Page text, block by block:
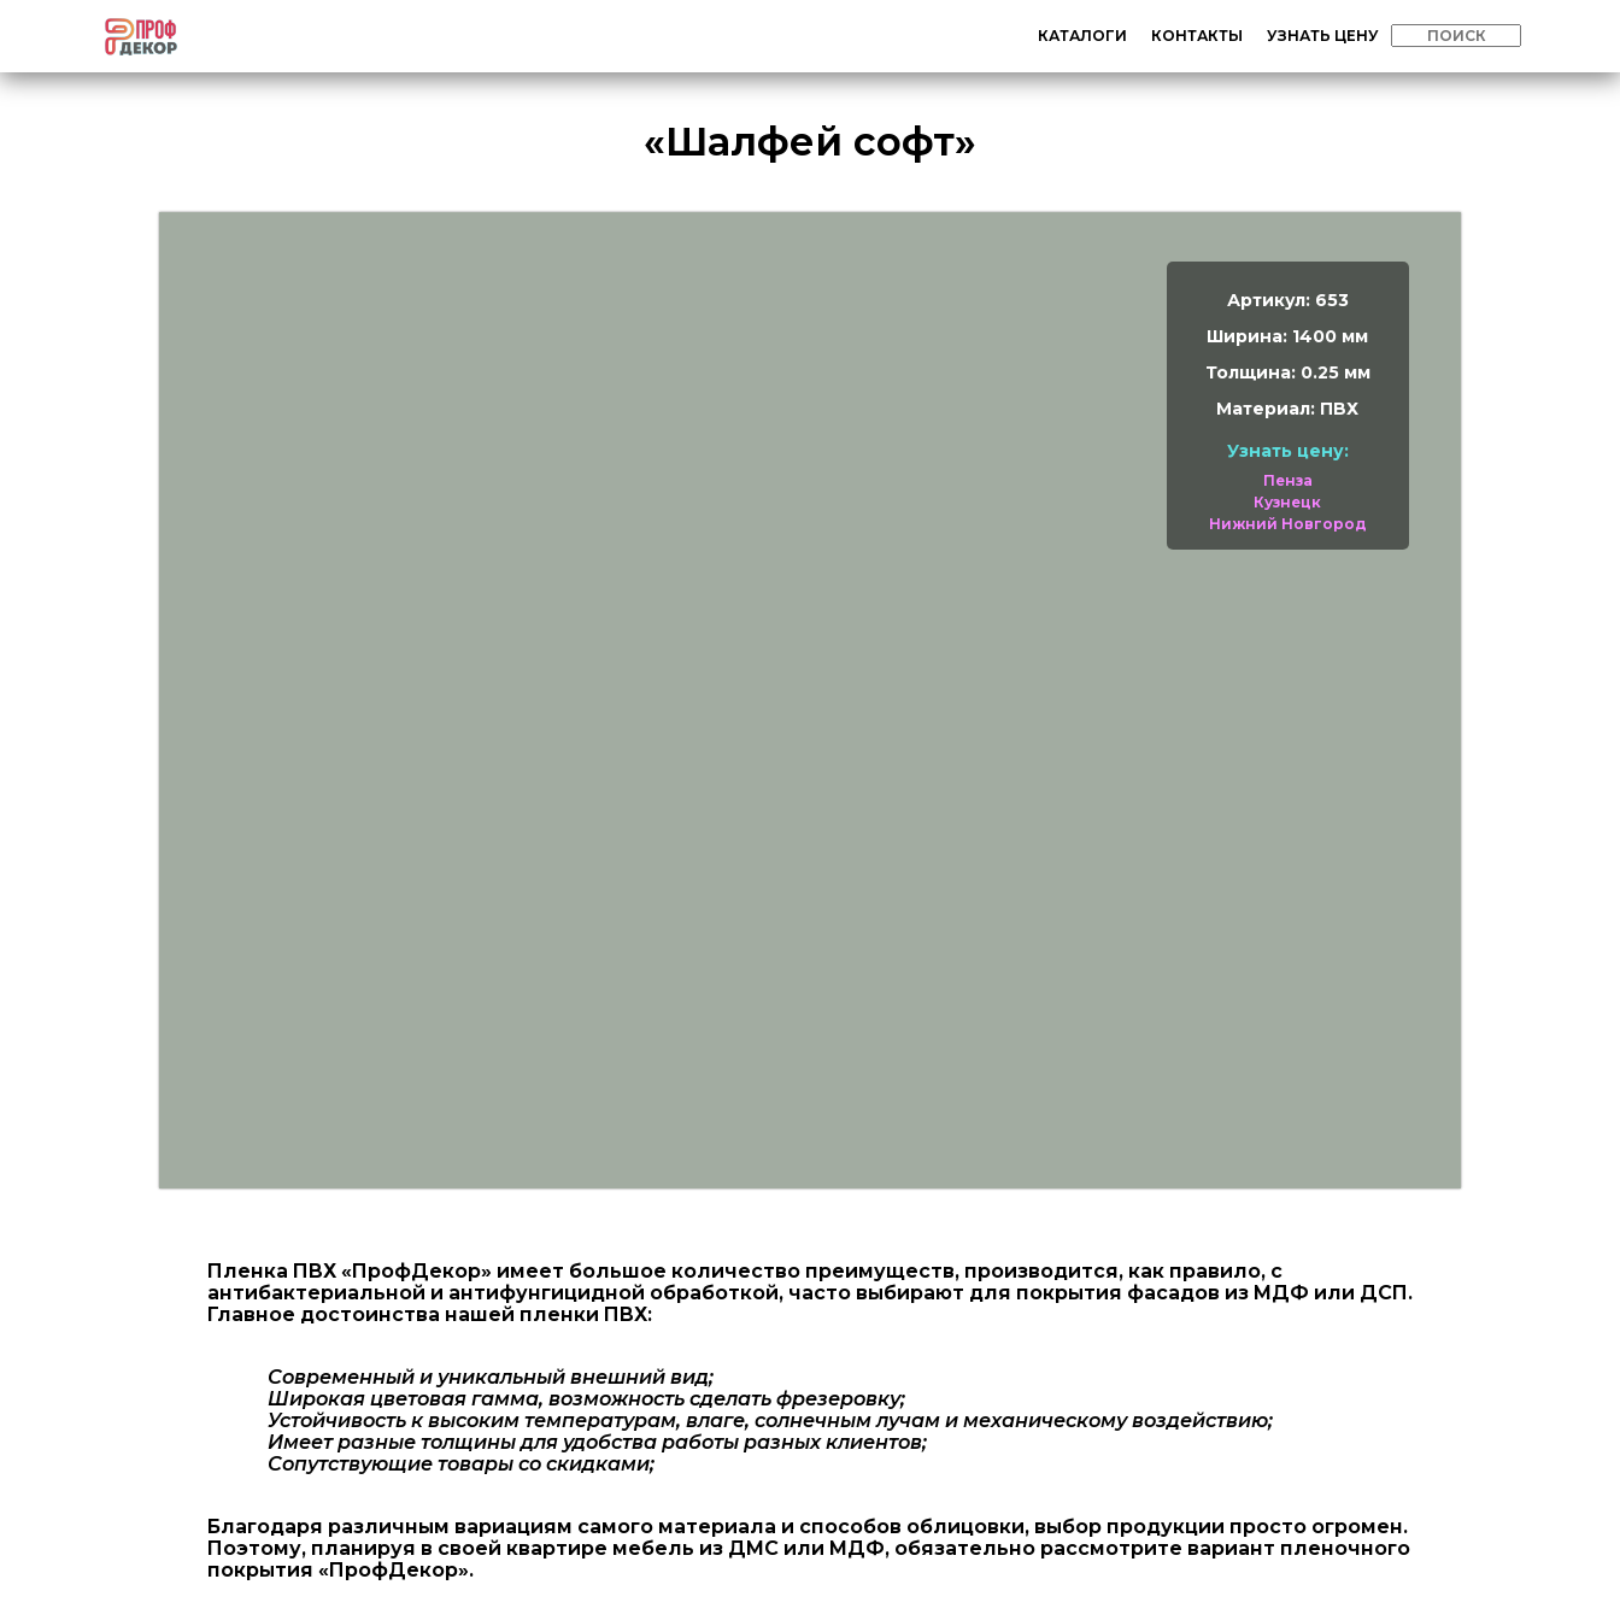
КАТАЛОГИ КОНТАКТЫ УЗНАТЬ ЦЕНУ
«Шалфей софт»
Артикул: 653
Ширина: 1400 мм
Толщина: 0.25 мм
Материал: ПВХ
Узнать цену:
Пенза
Кузнецк
Нижний Новгород
Пленка ПВХ «ПрофДекор» имеет большое количество преимуществ, производится, как правило, с
антибактериальной и антифунгицидной обработкой, часто выбирают для покрытия фасадов из МДФ или ДСП.
Главное достоинства нашей пленки ПВХ:
Современный и уникальный внешний вид;
Широкая цветовая гамма, возможность сделать фрезеровку;
Устойчивость к высоким температурам, влаге, солнечным лучам и механическому воздействию;
Имеет разные толщины для удобства работы разных клиентов;
Сопутствующие товары со скидками;
Благодаря различным вариациям самого материала и способов облицовки, выбор продукции просто огромен.
Поэтому, планируя в своей квартире мебель из ДМС или МДФ, обязательно рассмотрите вариант пленочного
покрытия «ПрофДекор».